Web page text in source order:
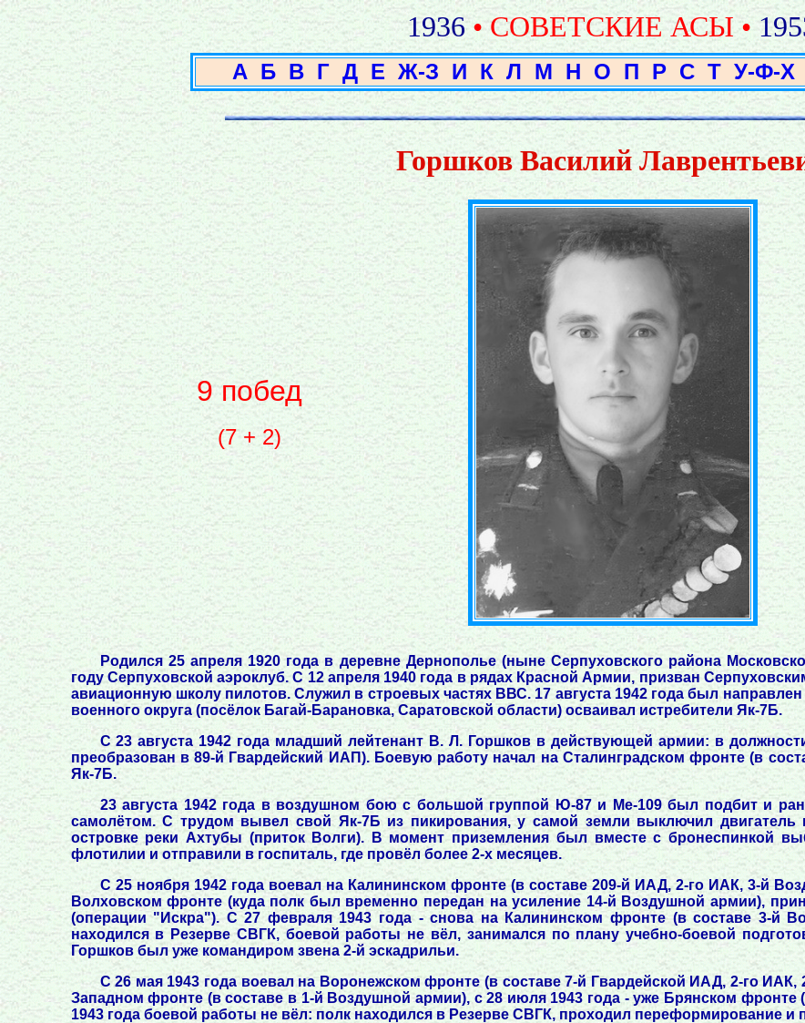
1936 • СОВЕТСКИЕ АСЫ •
А Б В Г Д Е Ж-З И К Л М Н О П Р С Т У-Ф-Х
Горшков Василий
9 побед
(7 + 2)
Родился 25 апреля 1920 года в деревне Дернополье (ныне Серпуховского района
году Серпуховской аэроклуб. С 12 апреля 1940 года в рядах Красной Армии, призван
авиационную школу пилотов. Служил в строевых частях ВВС. 17 августа 1942 года был
военного округа (посёлок Багай-Барановка, Саратовской области) осваивал истребители Як-7Б.
С 23 августа 1942 года младший лейтенант В. Л. Горшков в действующей армии: в
преобразован в 89-й Гвардейский ИАП). Боевую работу начал на Сталинградском фронте (в
Як-7Б.
23 августа 1942 года в воздушном бою с большой группой Ю-87 и Ме-109 был подбит и
самолётом. С трудом вывел свой Як-7Б из пикирования, у самой земли выключил
островке реки Ахтубы (приток Волги). В момент приземления был вместе с бронеспинкой
флотилии и отправили в госпиталь, где провёл более 2-х месяцев.
С 25 ноября 1942 года воевал на Калининском фронте (в составе 209-й ИАД, 2-го ИАК, 3-й
Волховском фронте (куда полк был временно передан на усиление 14-й Воздушной армии),
(операции "Искра"). С 27 февраля 1943 года - снова на Калининском фронте (в составе 3-й
находился в Резерве СВГК, боевой работы не вёл, занимался по плану учебно-боевой
Горшков был уже командиром звена 2-й эскадрильи.
С 26 мая 1943 года воевал на Воронежском фронте (в составе 7-й Гвардейской ИАД, 2-го
Западном фронте (в составе в 1-й Воздушной армии), с 28 июля 1943 года - уже Брянском фронте
1943 года боевой работы не вёл: полк находился в Резерве СВГК, проходил переформирование и